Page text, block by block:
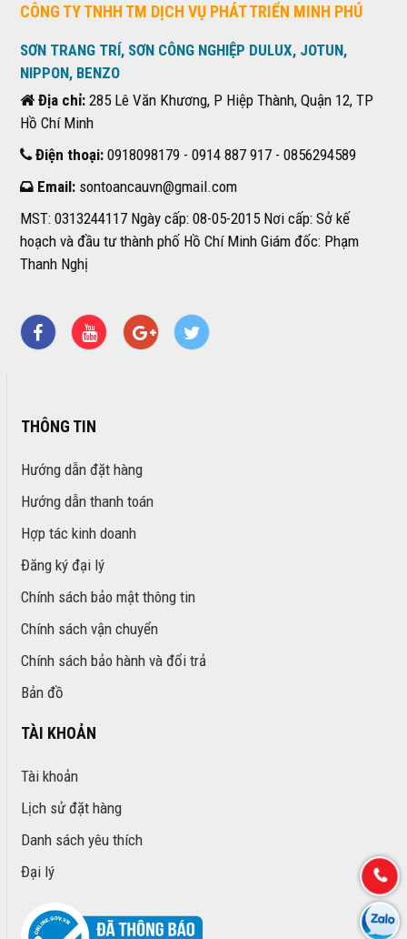
CÔNG TY TNHH TM DỊCH VỤ PHÁT TRIỂN MINH PHÚ
SƠN TRANG TRÍ, SƠN CÔNG NGHIỆP DULUX, JOTUN,
NIPPON, BENZO
Địa chỉ: 285 Lê Văn Khương, P Hiệp Thành, Quận 12, TP
Hồ Chí Minh
Điện thoại: 0918098179 - 0914 887 917 - 0856294589
Email: sontoancauvn@gmail.com
MST: 0313244117 Ngày cấp: 08-05-2015 Nơi cấp: Sở kế
hoạch và đầu tư thành phố Hồ Chí Minh Giám đốc: Phạm
Thanh Nghị
THÔNG TIN
Hướng dẫn đặt hàng
Hướng dẫn thanh toán
Hợp tác kinh doanh
Đăng ký đại lý
Chính sách bảo mật thông tin
Chính sách vận chuyển
Chính sách bảo hành và đổi trả
Bản đồ
TÀI KHOẢN
Tài khoản
Lịch sử đặt hàng
Danh sách yêu thích
Đại lý